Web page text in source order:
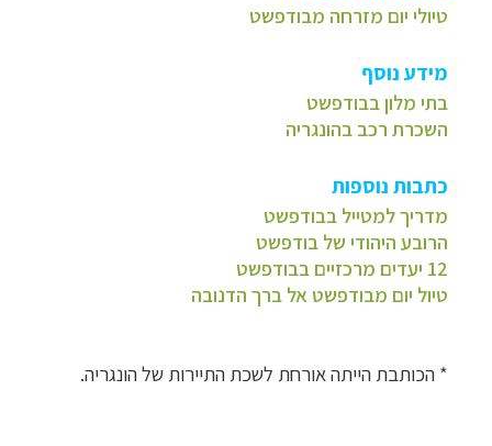
טיולי יום מזרחה מבודפשט
מידע נוסף
בתי מלון בבודפשט
השכרת רכב בהונגריה
כתבות נוספות
מדריך למטייל בבודפשט
הרובע היהודי של בודפשט
12 יעדים מרכזיים בבודפשט
טיול יום מבודפשט אל ברך הדנובה
* הכותבת הייתה אורחת לשכת התיירות של הונגריה.